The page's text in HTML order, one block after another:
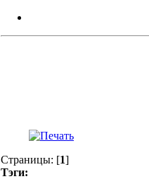
Страницы: [1]
Тэги: